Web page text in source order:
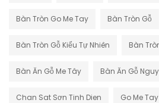
Bàn Tròn Go Me Tay Bàn Tròn Gỗ
Bàn Tròn Gỗ Kiểu Tự Nhiên Bàn
Bàn Ăn Gỗ Me Tây Bàn Ăn Gỗ
Chan Sat Sơn Tinh Dien Go Me Tay